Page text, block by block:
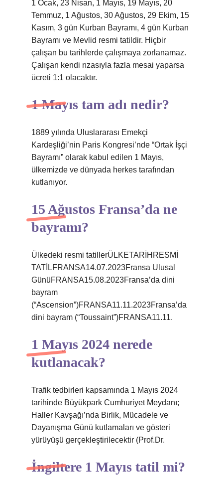
1 Ocak, 23 Nisan, 1 Mayıs, 19 Mayıs, 20
Temmuz, 1 Ağustos, 30 Ağustos, 29 Ekim, 15
Kasım, 3 gün Kurban Bayramı, 4 gün Kurban
Bayramı ve Mevlid resmi tatildir. Hiçbir
çalışan bu tarihlerde çalışmaya zorlanamaz.
Çalışan kendi rızasıyla fazla mesai yaparsa
ücreti 1:1 olacaktır.
1 Mayıs tam adı nedir?
1889 yılında Uluslararası Emekçi
Kardeşliği’nin Paris Kongresi’nde “Ortak İşçi
Bayramı” olarak kabul edilen 1 Mayıs,
ülkemizde ve dünyada herkes tarafından
kutlanıyor.
15 Ağustos Fransa’da ne
bayramı?
Ülkedeki resmi tatillerÜLKETARİHRESMİ
TATİLFRANSA14.07.2023Fransa Ulusal
GünüFRANSA15.08.2023Fransa’da dini
bayram
(“Ascension”)FRANSA11.11.2023Fransa’da
dini bayram (“Toussaint”)FRANSA11.11.
1 Mayıs 2024 nerede
kutlanacak?
Trafik tedbirleri kapsamında 1 Mayıs 2024
tarihinde Büyükpark Cumhuriyet Meydanı;
Haller Kavşağı’nda Birlik, Mücadele ve
Dayanışma Günü kutlamaları ve gösteri
yürüyüşü gerçekleştirilecektir (Prof.Dr.
İngiltere 1 Mayıs tatil mi?